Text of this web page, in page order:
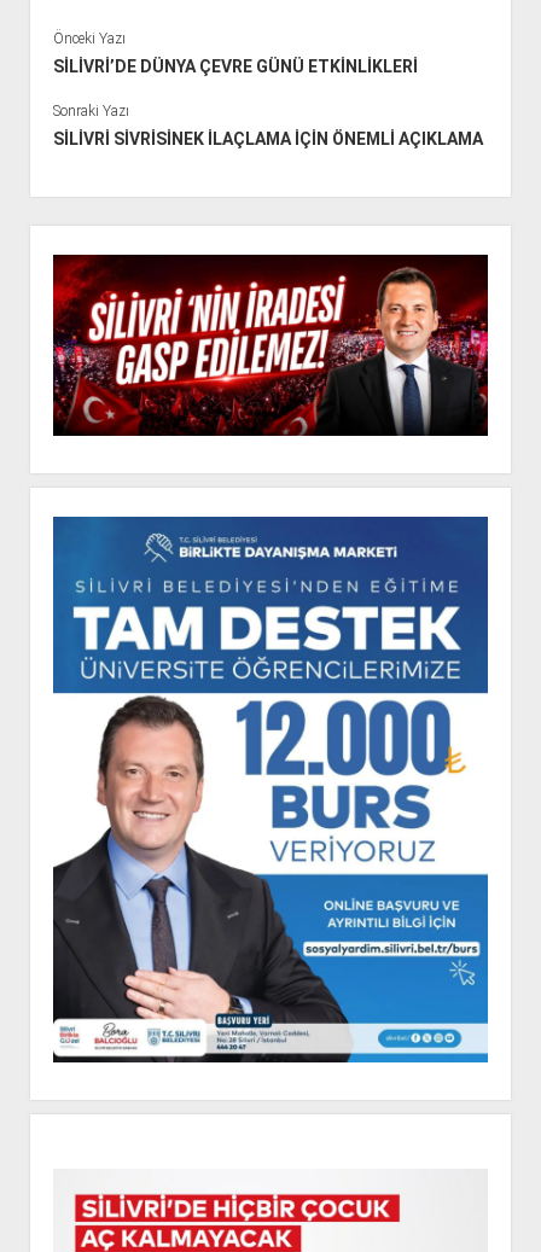
Önceki Yazı
SİLİVRİ’DE DÜNYA ÇEVRE GÜNÜ ETKİNLİKLERİ
Sonraki Yazı
SİLİVRİ SİVRİSİNEK İLAÇLAMA İÇİN ÖNEMLİ AÇIKLAMA